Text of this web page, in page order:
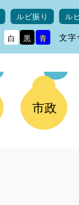
ルビ振り ル
白 黒 青 文字
市政